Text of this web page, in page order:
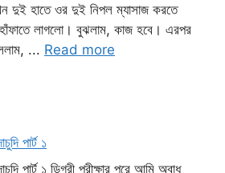
দুই হাতে ওর দুই নিপল ম্যাসাজ করতে
হাঁফাতে লাগলো। বুঝলাম, কাজ হবে। এরপর
... Read more
পার্ট ১
পার্ট ১ ডিগ্রী পরীক্ষার পরে আমি অবাধ